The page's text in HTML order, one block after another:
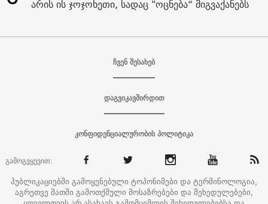
არის ის ჯოჯოხეთი, სადაც "ოცნება“ მიგვაქანებს
ჩვენ შესახებ
დაგვიკავშირდით
კონფიდენციალურობის პოლიტიკა
გამოგვყევით:
პუბლიკაციებში გამოყენებული ტოპონიმები და ტერმინოლოგია,
აგრეთვე მათში გამოთქმული მოსაზრებები და შეხედულებები,